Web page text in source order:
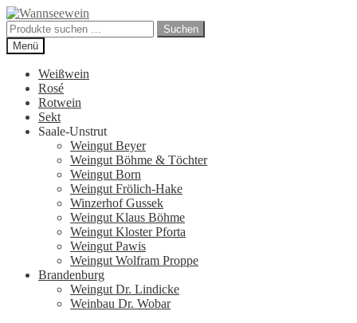
Zur
Navigation
springen
Zum
Inhalt
springen
Suchen
nach:
Suchen
Menü
Weißwein
Rosé
Rotwein
Sekt
Saale-Unstrut
Weingut Beyer
Weingut Böhme & Töchter
Weingut Born
Weingut Frölich-Hake
Winzerhof Gussek
Weingut Klaus Böhme
Weingut Kloster Pforta
Weingut Pawis
Weingut Wolfram Proppe
Brandenburg
Weingut Dr. Lindicke
Weinbau Dr. Wobar